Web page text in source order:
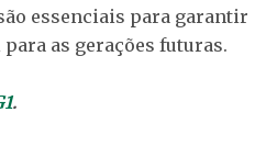
essenciais para garantir
as gerações futuras.
.